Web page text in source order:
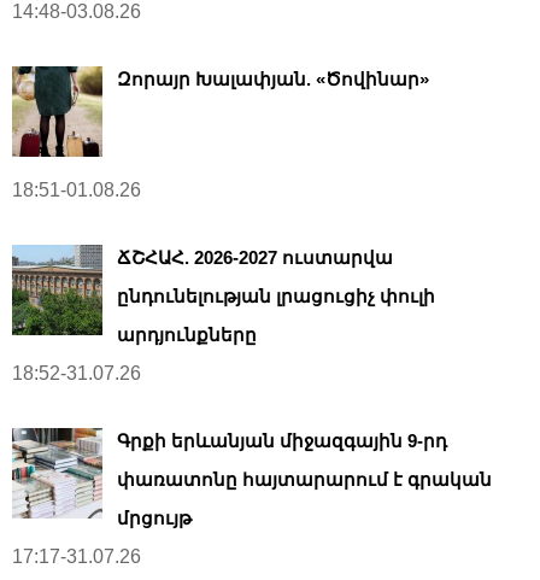
14:48-03.08.26
Զորայր Խալափյան. «Ծովինար»
18:51-01.08.26
ՃՇՀԱՀ. 2026-2027 ուստարվա
ընդունելության լրացուցիչ փուլի
արդյունքները
18:52-31.07.26
Գրքի երևանյան միջազգային 9-րդ
փառատոնը հայտարարում է գրական
մրցույթ
17:17-31.07.26